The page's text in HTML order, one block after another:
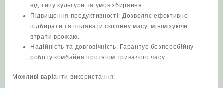
від типу культури та умов збирання.
Підвищення продуктивності: Дозволяє ефективно
підбирати та подавати скошену масу, мінімізуючи
втрати врожаю.
Надійність та довговічність: Гарантує безперебійну
роботу комбайна протягом тривалого часу.
Можливі варіанти використання: